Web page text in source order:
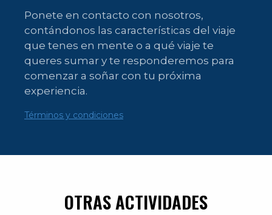
Ponete en contacto con nosotros,
contándonos las características del viaje
que tenes en mente o a qué viaje te
queres sumar y te responderemos para
comenzar a soñar con tu próxima
experiencia.
Términos y condiciones
OTRAS ACTIVIDADES